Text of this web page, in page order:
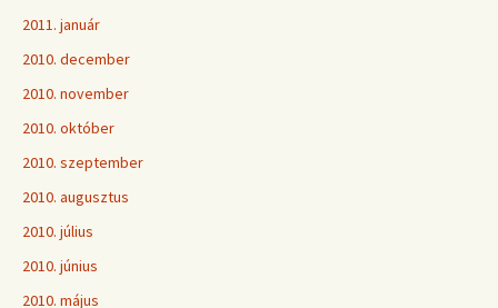
2011. január
2010. december
2010. november
2010. október
2010. szeptember
2010. augusztus
2010. július
2010. június
2010. május